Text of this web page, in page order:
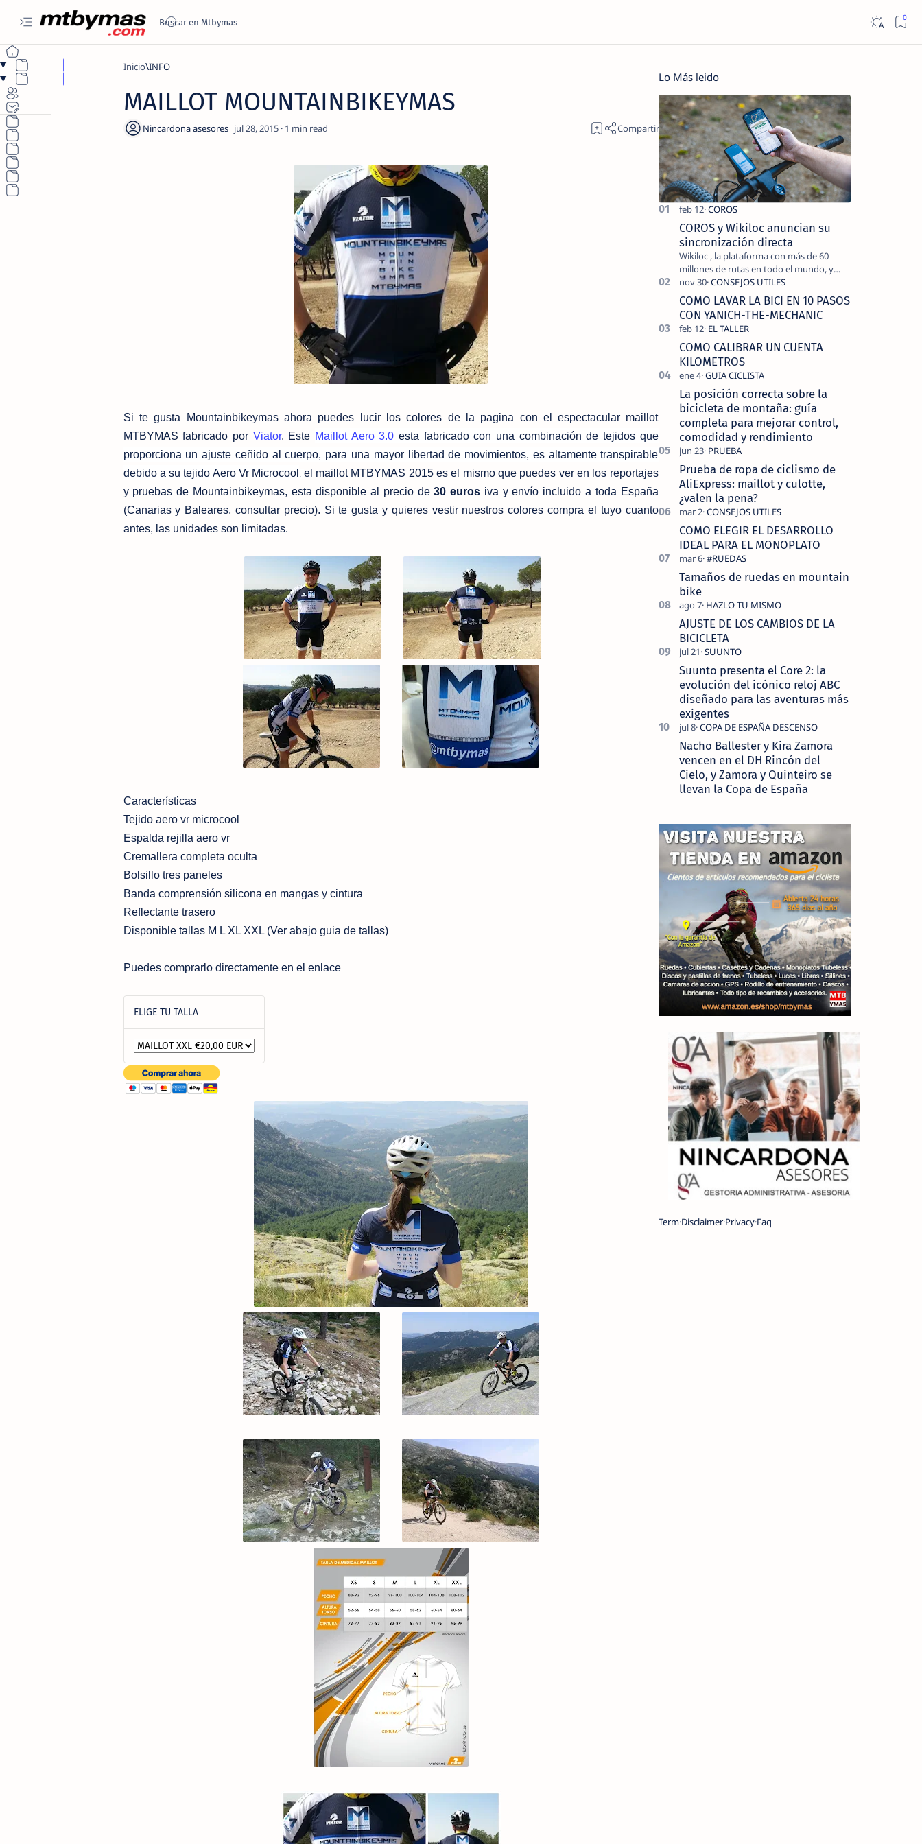
Inicio INFO
MAILLOT MOUNTAINBIKEYMAS
1
Si te gusta Mountainbikeymas ahora puedes lucir los colores de la pagina con el espectacular maillot
MTBYMAS fabricado por Viator. Este Maillot Aero 3.0 esta fabricado con una combinación de tejidos que
proporciona un ajuste ceñido al cuerpo, para una mayor libertad de movimientos, es altamente transpirable
debido a su tejido Aero Vr Microcool . el maillot MTBYMAS 2015 es el mismo que puedes ver en los reportajes
y pruebas de Mountainbikeymas, esta disponible al precio de30 euros iva y envío incluido a toda España
(Canarias y Baleares, consultar precio). Si te gusta y quieres vestir nuestros colores compra el tuyo cuanto
antes, las unidades son limitadas.
Características
Tejido aero vr microcool
Espalda rejilla aero vr
Cremallera completa oculta
Bolsillo tres paneles
Banda comprensión silicona en mangas y cintura
Reflectante trasero
Disponible tallas M L XL XXL (Ver abajo guia de tallas)
Puedes comprarlo directamente en el enlace
ELIGE TU TALLA
Lo Más leido
COROS y Wikiloc anuncian su
sincronización directa
Wikiloc , la plataforma con más de 60
millones de rutas en todo el mundo, y
COROS , marca de dispositivos GPS
reconocida mundialmente por su
tecnolo…
COMO LAVAR LA BICI EN 10 PASOS
CON YANICH-THE-MECHANIC
COMO CALIBRAR UN CUENTA
KILOMETROS
La posición correcta sobre la
bicicleta de montaña: guía
completa para mejorar control,
comodidad y rendimiento
Prueba de ropa de ciclismo de
AliExpress: maillot y culotte,
¿valen la pena?
COMO ELEGIR EL DESARROLLO
IDEAL PARA EL MONOPLATO
Tamaños de ruedas en mountain
bike
AJUSTE DE LOS CAMBIOS DE LA
BICICLETA
Suunto presenta el Core 2: la
evolución del icónico reloj ABC
diseñado para las aventuras más
exigentes
Nacho Ballester y Kira Zamora
vencen en el DH Rincón del
Cielo, y Zamora y Quinteiro se
llevan la Copa de España
TermDisclaimerPrivacyFaq